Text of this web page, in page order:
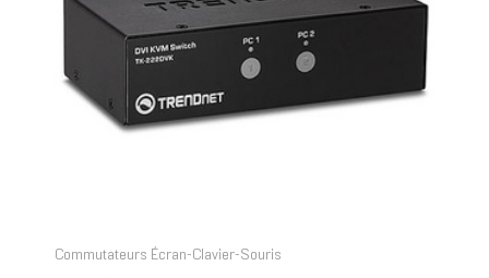
Commutateurs Écran-Clavier-Souris